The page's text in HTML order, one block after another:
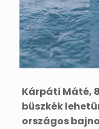
Kárpáti Máté,
büszkék
országos